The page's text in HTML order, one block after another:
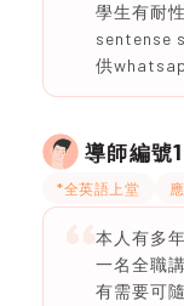
學生有耐
sentense
供
導師編號
*全英語上堂
本人有多
一名全職
有需要可